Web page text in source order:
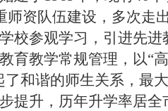
师资队伍建设，多次走
校参观学习，引进先
育教学常规管理，以“
了和谐的师生关系，最
提升，历年升学率居